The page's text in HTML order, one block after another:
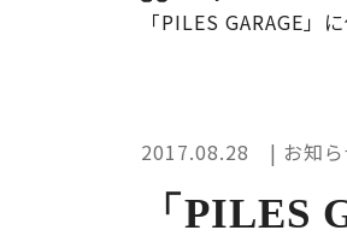
「PILES GARAGE
2017.08.28 | お知ら
「PILES